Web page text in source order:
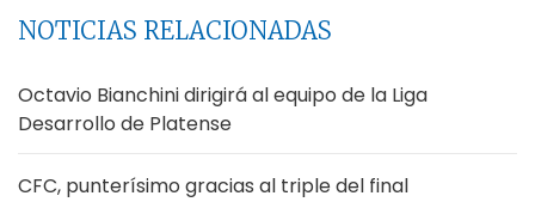
NOTICIAS RELACIONADAS
Octavio Bianchini dirigirá al equipo de la Liga
Desarrollo de Platense
CFC, punterísimo gracias al triple del final